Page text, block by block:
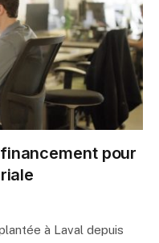
pour
à Laval depuis